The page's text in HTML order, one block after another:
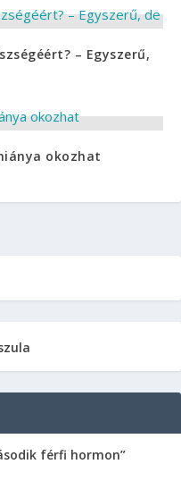
– Egyszerű,
okozhat
férfi hormon”